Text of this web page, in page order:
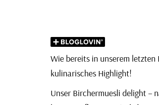
Wie bereits in unserem letzten
kulinarisches Highlight!
Unser Birchermuesli delight –